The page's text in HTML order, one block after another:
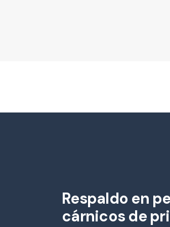
Respaldo en
cárnicos de